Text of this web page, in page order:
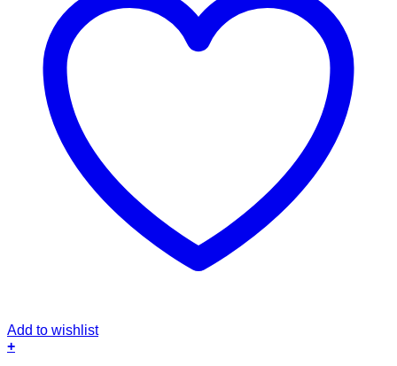
Add to wishlist
+